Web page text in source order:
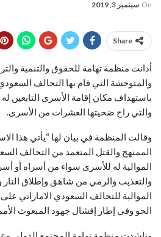
On سبتمبر 3, 2019
Share
أدانت منظمة تهامة للحقوق والتنمية
والمتوحشة التي قام بها التحالف
باستهداف مكان إقامة الأسرى التابعين
والتي راح ضحيتها العشرات من الأسرى.
وقالت المنظمة في بيان لها “يأتي هذا
الممنهج والقتل المتعمد من التحالف
الموالية له للأسرى سواء من أسراه أو
والتعذيب والرمي من شاهق وإطلاق النار
الموالية للتحالف السعودي الاماراتي
الجو وفي إطار إفشال جهود المبعوث